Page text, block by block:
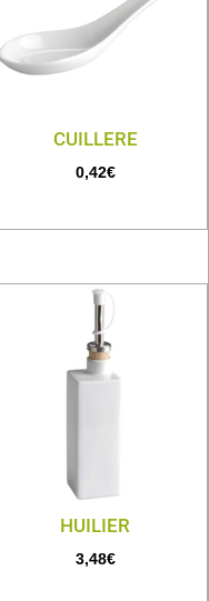
CUILLERE
0,42€
HUILIER
3,48€